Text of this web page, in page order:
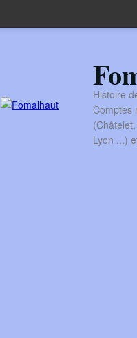
Histoire
Comptes
Lyon ...)